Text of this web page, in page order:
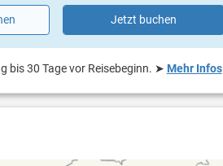
Minigolf
Wasserrutsche
Jetzt buchen
bis 30 Tage vor Reisebeginn. ➤ Mehr Infos